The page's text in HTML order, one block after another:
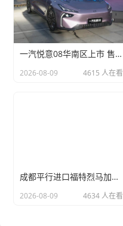
一汽悦意08华南区上市 售9.99万起 增程/纯电动力
2026-08-09 4615 人在看
成都平行进口福特烈马加版欢迎莅临赏鉴 目前优惠高达6万
2026-08-09 4634 人在看